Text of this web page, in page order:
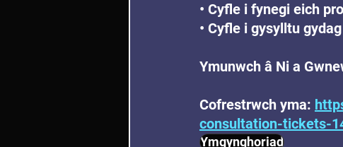
• Cyfle i fynegi eich
• Cyfle i gysylltu
Ymunwch â Ni a
Cofrestrwch yma:
consultation-tickets-
Ymgynghoriad